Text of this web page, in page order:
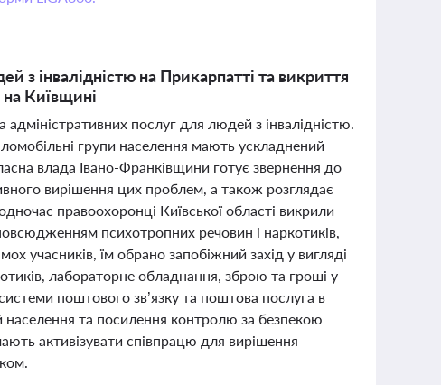
з інвалідністю на Прикарпатті та викриття
Київщині
послуг для людей з інвалідністю.
групи населення мають ускладнений
влада Івано-Франківщини готує звернення до
вирішення цих проблем, а також розглядає
правоохоронці Київської області викрили
психотропних речовин і наркотиків,
учасників, їм обрано запобіжний захід у вигляді
лабораторне обладнання, зброю та гроші у
поштового зв’язку та поштова послуга в
населення та посилення контролю за безпекою
активізувати співпрацю для вирішення